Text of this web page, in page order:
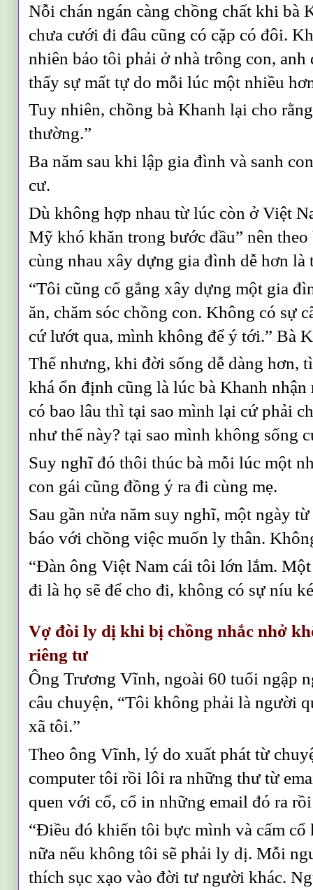
Nỗi chán ngán càng chồng chất khi bà
chưa cưới đi đâu cũng có cặp có đôi.
nhiên bảo tôi phải ở nhà trông con,
thấy sự mất tự do mỗi lúc một nhiều
Tuy nhiên, chồng bà Khanh lại cho
thường.”
Ba năm sau khi lập gia đình và sanh
cư.
Dù không hợp nhau từ lúc còn ở Việt
Mỹ khó khăn trong bước đầu” nên
cùng nhau xây dựng gia đình dễ hơn là
“Tôi cũng cố gắng xây dựng một gia
ăn, chăm sóc chồng con. Không có sự
cứ lướt qua, mình không để ý tới.” Bà
Thế nhưng, khi đời sống dễ dàng hơn,
khá ổn định cũng là lúc bà Khanh
có bao lâu thì tại sao mình lại cứ phải
như thế này? tại sao mình không sống
Suy nghĩ đó thôi thúc bà mỗi lúc một
con gái cũng đồng ý ra đi cùng mẹ.
Sau gần nửa năm suy nghĩ, một ngày
báo với chồng việc muốn ly thân.
“Đàn ông Việt Nam cái tôi lớn lắm.
đi là họ sẽ để cho đi, không có sự níu
Vợ đòi ly dị khi bị chồng nhắc nhở
riêng tư
Ông Trương Vĩnh, ngoài 60 tuổi ngập
câu chuyện, “Tôi không phải là người
xã tôi.”
Theo ông Vĩnh, lý do xuất phát từ
computer tôi rồi lôi ra những thư từ
quen với cổ, cổ in những email đó ra
“Điều đó khiến tôi bực mình và cấm
nữa nếu không tôi sẽ phải ly dị. Mỗi
thích sục xạo vào đời tư người khác.